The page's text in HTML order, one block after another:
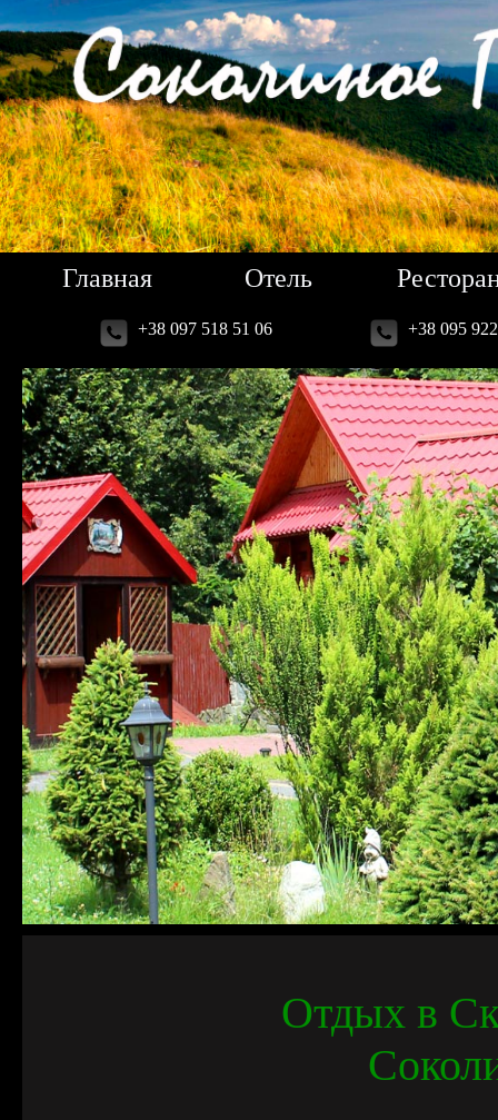
Главная Отель
+38 097 518 51 06 +38 095
Отдых в